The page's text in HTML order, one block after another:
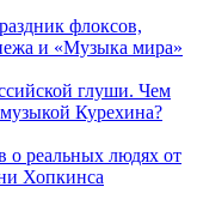
флоксов,
и «Музыка мира»
глуши. Чем
Курехина?
о реальных людях от
Хопкинса